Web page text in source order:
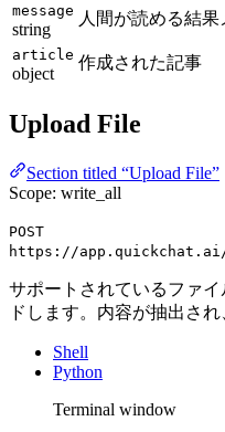
message
string
人間が読める結果
article
object
作成された記事
Upload File
Section titled “Upload File”
Scope: write_all
POST
https://app.quickchat.ai/
サポートされているファ
ドします。内容が抽出さ
Shell
Python
Terminal window